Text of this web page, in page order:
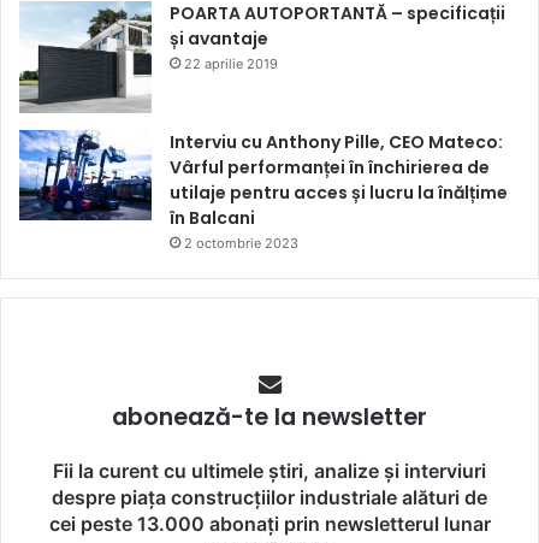
POARTA AUTOPORTANTĂ – specificații
și avantaje
22 aprilie 2019
Interviu cu Anthony Pille, CEO Mateco:
Vârful performanței în închirierea de
utilaje pentru acces și lucru la înălțime
în Balcani
2 octombrie 2023
abonează-te la newsletter
Fii la curent cu ultimele știri, analize și interviuri
despre piața construcțiilor industriale alături de
cei peste 13.000 abonați prin newsletterul lunar